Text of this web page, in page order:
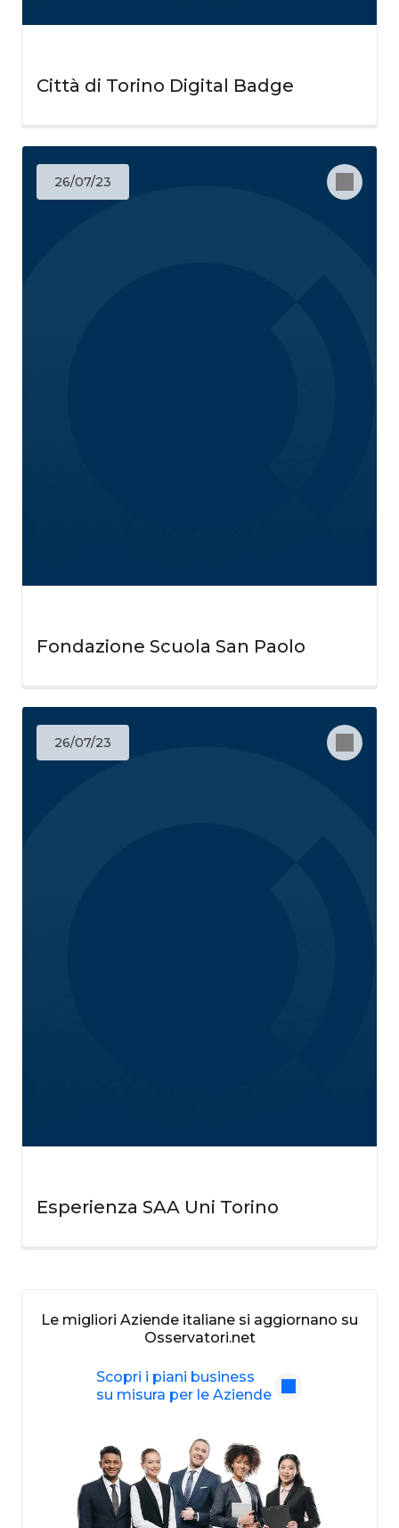
Città di Torino Digital Badge
26/07/23
Fondazione Scuola San Paolo
26/07/23
Esperienza SAA Uni Torino
Le migliori Aziende italiane si aggiornano su
Osservatori.net
Scopri i piani business
su misura per le Aziende